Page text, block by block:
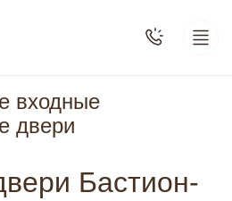
входные
двери
Бастион-